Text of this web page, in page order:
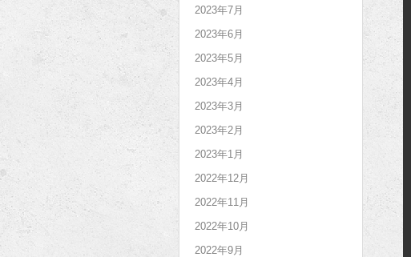
2023年7月
2023年6月
2023年5月
2023年4月
2023年3月
2023年2月
2023年1月
2022年12月
2022年11月
2022年10月
2022年9月